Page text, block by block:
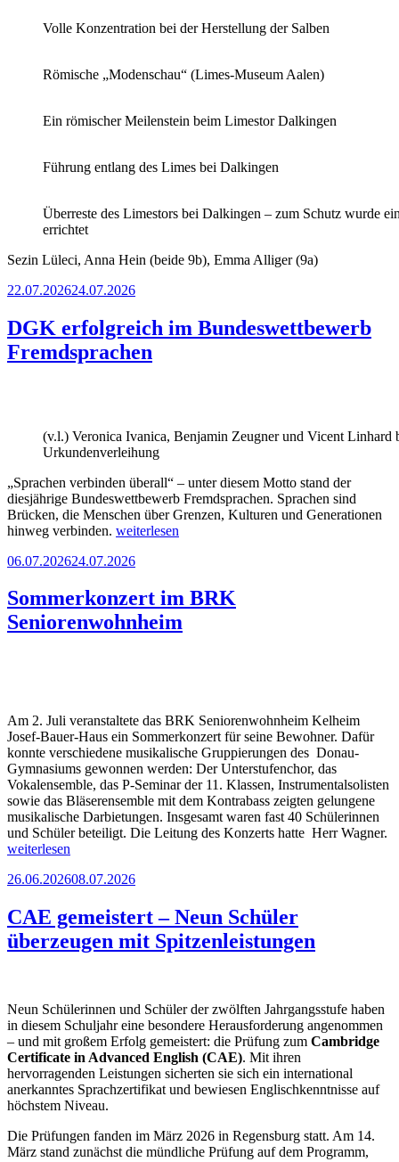
Volle Konzentration bei der Herstellung der Salben
Römische „Modenschau“ (Limes-Museum Aalen)
Ein römischer Meilenstein beim Limestor Dalkingen
Führung entlang des Limes bei Dalkingen
Überreste des Limestors bei Dalkingen – zum Schutz wurde
errichtet
Sezin Lüleci, Anna Hein (beide 9b), Emma Alliger (9a)
Veröffentlicht
22.07.202624.07.2026
DGK erfolgreich im Bundeswettbewerb
Fremdsprachen
(v.l.) Veronica Ivanica, Benjamin Zeugner und Vicent Linhard
Urkundenverleihung
„Sprachen verbinden überall“ – unter diesem Motto stand der
diesjährige Bundeswettbewerb Fremdsprachen. Sprachen sind
Brücken, die Menschen über Grenzen, Kulturen und Generationen
hinweg verbinden. „DGK
im
Fremdsprachen“
weiterlesen
Veröffentlicht
06.07.202624.07.2026
Sommerkonzert im BRK
Seniorenwohnheim
Am 2. Juli veranstaltete das BRK Seniorenwohnheim Kelheim
Josef-Bauer-Haus ein Sommerkonzert für seine Bewohner. Dafür
konnte verschiedene musikalische Gruppierungen des Donau-
Gymnasiums gewonnen werden: Der Unterstufenchor, das
Vokalensemble, das P-Seminar der 11. Klassen, Instrumentalsolisten
sowie das Bläserensemble mit dem Kontrabass zeigten gelungene
musikalische Darbietungen. Insgesamt waren fast 40 Schülerinnen
und Schüler beteiligt. Die Leitung des Konzerts hatte Herr Wagner.
weiterlesen
Veröffentlicht
26.06.202608.07.2026
CAE gemeistert – Neun Schüler
überzeugen mit Spitzenleistungen
Neun Schülerinnen und Schüler der zwölften Jahrgangsstufe haben
in diesem Schuljahr eine besondere Herausforderung angenommen
– und mit großem Erfolg gemeistert: die Prüfung zum Cambridge
Certificate in Advanced English (CAE). Mit ihren
hervorragenden Leistungen sicherten sie sich ein international
anerkanntes Sprachzertifikat und bewiesen Englischkenntnisse auf
höchstem Niveau.
Die Prüfungen fanden im März 2026 in Regensburg statt. Am 14.
März stand zunächst die mündliche Prüfung auf dem Programm,